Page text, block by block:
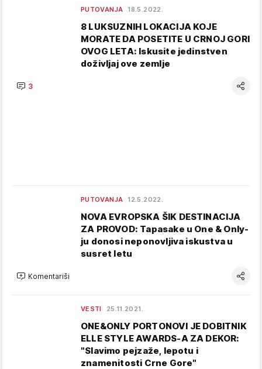
PUTOVANJA 18.5.2022.
8 LUKSUZNIH LOKACIJA KOJE
MORATE DA POSETITE U CRNOJ GORI
OVOG LETA: Iskusite jedinstven
doživljaj ove zemlje
3
PUTOVANJA 12.5.2022.
NOVA EVROPSKA ŠIK DESTINACIJA
ZA PROVOD: Tapasake u One & Only-
ju donosi neponovljiva iskustva u
susret letu
Komentariši
VESTI 25.11.2021.
ONE&ONLY PORTONOVI JE DOBITNIK
ELLE STYLE AWARDS-A ZA DEKOR:
"Slavimo pejzaže, lepotu i
znamenitosti Crne Gore"